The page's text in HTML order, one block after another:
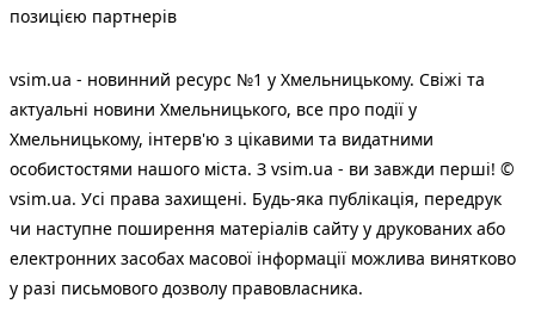
позицією партнерів
vsim.ua - новинний ресурс №1 у Хмельницькому. Свіжі та
актуальні новини Хмельницького, все про події у
Хмельницькому, інтерв'ю з цікавими та видатними
особистостями нашого міста. З vsim.ua - ви завжди перші! ©
vsim.ua. Усі права захищені. Будь-яка публiкацiя, передрук
чи наступне поширення матеріалів сайту у друкованих або
електронних засобах масової інформації можлива винятково
у разі письмового дозволу правовласника.